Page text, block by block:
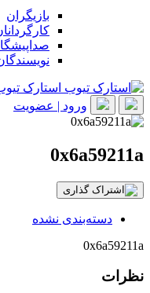
بازیگران
استارک
ورود | عضویت
0x6a59211a
دسته‌بندی نشده
0x6a59211a
نظرات